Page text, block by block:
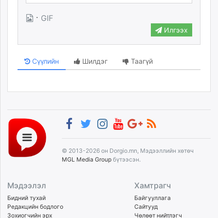
isee.mn
fact.mn
itoim.mn
tumen.mn
times.mn
mass.mn
unegui.mn
assa.mn
toim.mn
unread.today
· GIF
Илгээх
Сүүлийн Шилдэг Таагүй
© 2013-2026 он Dorgio.mn, Мэдээллийн хөтөч
MGL Media Group бүтээсэн.
Мэдээлэл
Бидний тухай
Редакцийн бодлого
Зохиогчийн эрх
Хамтрагч
Байгууллага
Сайтууд
Чөлөөт нийтлэгч